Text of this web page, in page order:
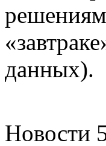
данных).
Новости